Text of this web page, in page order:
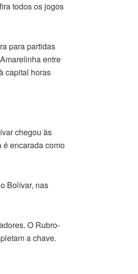
todos os jogos
para partidas
entre
capital horas
chegou às
é encarada como
Bolívar, nas
O Rubro-
a chave.